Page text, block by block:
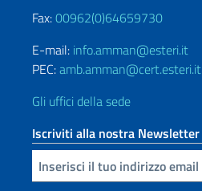
Fax:00962(0)64659730
E-mail: info.amman@esteri.it
PEC:amb.amman@cert.esteri.it
Gli uffici della sede
Iscriviti alla nostra Newsletter
Inserisci la tua email